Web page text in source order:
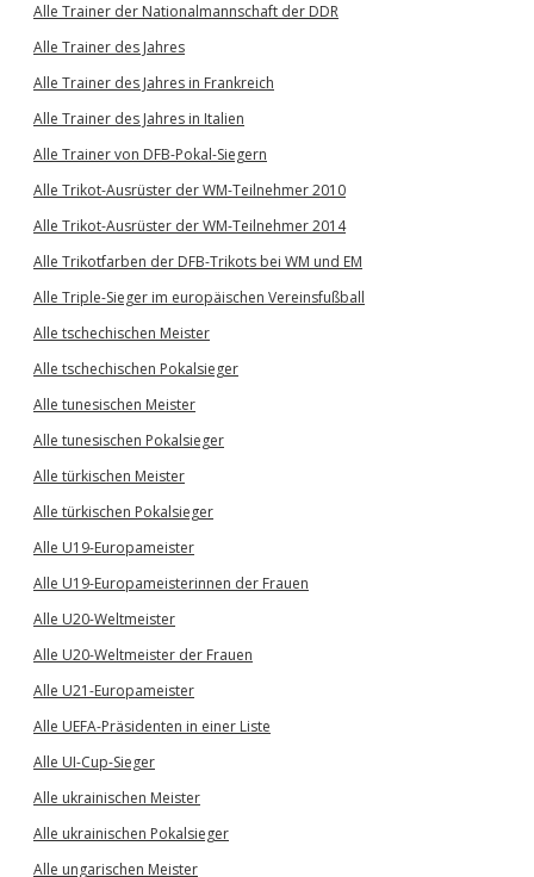
Alle Trainer der Nationalmannschaft der DDR
Alle Trainer des Jahres
Alle Trainer des Jahres in Frankreich
Alle Trainer des Jahres in Italien
Alle Trainer von DFB-Pokal-Siegern
Alle Trikot-Ausrüster der WM-Teilnehmer 2010
Alle Trikot-Ausrüster der WM-Teilnehmer 2014
Alle Trikotfarben der DFB-Trikots bei WM und EM
Alle Triple-Sieger im europäischen Vereinsfußball
Alle tschechischen Meister
Alle tschechischen Pokalsieger
Alle tunesischen Meister
Alle tunesischen Pokalsieger
Alle türkischen Meister
Alle türkischen Pokalsieger
Alle U19-Europameister
Alle U19-Europameisterinnen der Frauen
Alle U20-Weltmeister
Alle U20-Weltmeister der Frauen
Alle U21-Europameister
Alle UEFA-Präsidenten in einer Liste
Alle UI-Cup-Sieger
Alle ukrainischen Meister
Alle ukrainischen Pokalsieger
Alle ungarischen Meister